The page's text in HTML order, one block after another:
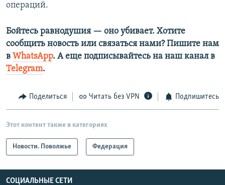
операций.
Бойтесь равнодушия — оно убивает. Хотите
сообщить новость или связаться нами? Пишите нам
в WhatsApp. А еще подписывайтесь на наш канал в
Telegram.
Поделиться Читать без VPN Подпишитесь
Этот контент также в категориях
Новости. Поволжье Федерация
СОЦИАЛЬНЫЕ СЕТИ